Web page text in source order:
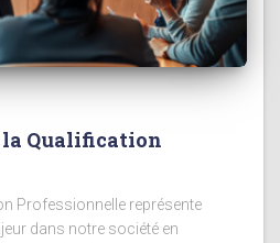
la Qualification
Professionnelle représente
dans notre société en